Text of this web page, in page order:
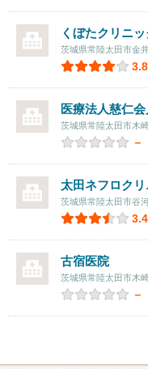
くぼたクリニッ
茨城県常陸太田市金
医療法人慈仁会
茨城県常陸太田市木
－
太田ネフロクリ
茨城県常陸太田市谷
古宿医院
茨城県常陸太田市木
－